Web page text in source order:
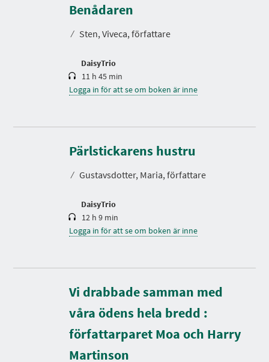
Benådaren
⁄ Sten, Viveca, författare
DaisyTrio
e
l
i
11 h 45 min
Logga in för att se om boken är inne
Pärlstickarens hustru
⁄ Gustavsdotter, Maria, författare
DaisyTrio
S
e
l
i
12 h 9 min
Logga in för att se om boken är inne
Vi drabbade samman med
våra ödens hela bredd :
författarparet Moa och Harry
Martinson
S
p
e